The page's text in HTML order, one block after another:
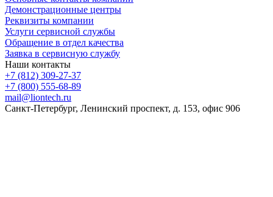
Демонстрационные центры
Реквизиты компании
Услуги сервисной службы
Обращение в отдел качества
Заявка в сервисную службу
Наши контакты
+7 (812) 309-27-37
+7 (800) 555-68-89
mail@liontech.ru
Санкт-Петербург, Ленинский проспект, д. 153, офис 906